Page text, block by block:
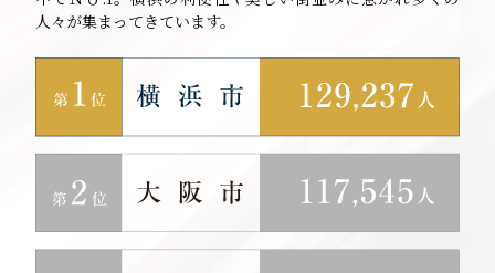
人々が集まってきています。